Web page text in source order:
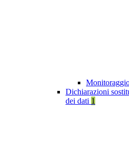
Dichiarazioni
dei dati 1